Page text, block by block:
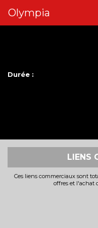
Olympia
Durée :
LIENS
Ces liens commerciaux sont
offres et l'achat